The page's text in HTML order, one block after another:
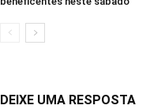
DEIXE UMA RESPOSTA